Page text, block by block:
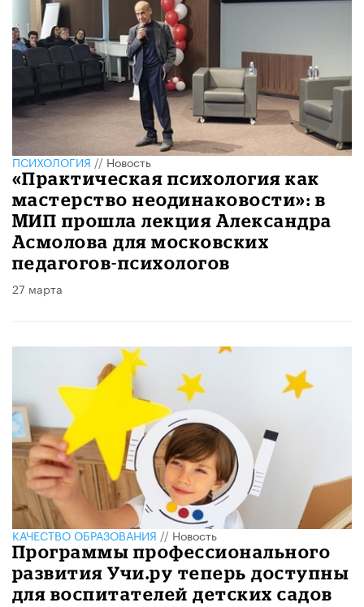
ПСИХОЛОГИЯ//Новость
«Практическая психология как
мастерство неодинаковости»: в
МИП прошла лекция Александра
Асмолова для московских
педагогов-психологов
27 марта
КАЧЕСТВО ОБРАЗОВАНИЯ // Новость
Программы профессионального
развития Учи.ру теперь доступны
для воспитателей детских садов